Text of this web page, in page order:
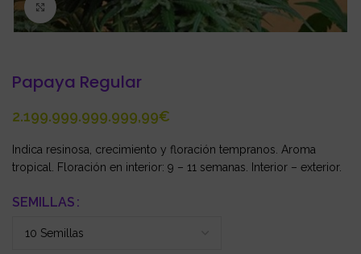
Click to enlarge
Papaya Regular
€
Indica resinosa, crecimiento y floración tempranos. Aroma
tropical. Floración en interior: 9 – 11 semanas. Interior – exterior.
SEMILLAS